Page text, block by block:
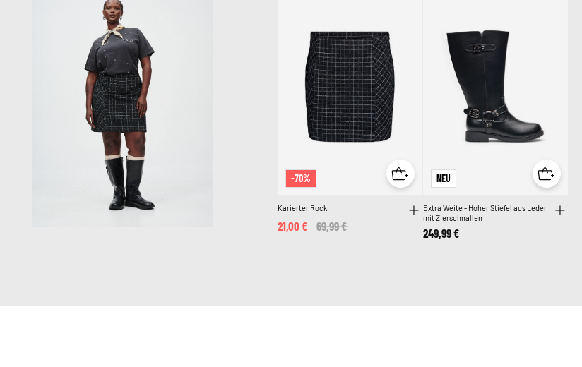
-70%
Karierter Rock
Price reduced from
69,99 €to
21,00 €
NEU
Extra Weite - Hoher Stiefel aus Leder
mit Zierschnallen
249,99 €